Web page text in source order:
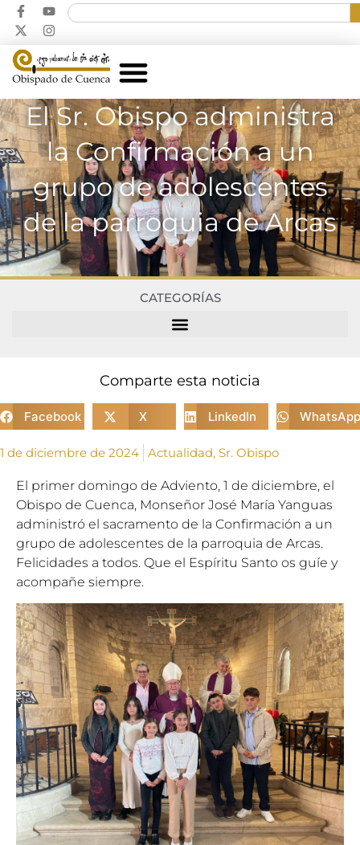
El Sr. Obispo administra
la Confirmación a un
grupo de adolescentes
de la parroquia de Arcas
CATEGORÍAS
Comparte esta noticia
Facebook X LinkedIn WhatsApp
1 de diciembre de 2024 Actualidad, Sr. Obispo
El primer domingo de Adviento, 1 de diciembre, el
Obispo de Cuenca, Monseñor José María Yanguas
administró el sacramento de la Confirmación a un
grupo de adolescentes de la parroquia de Arcas.
Felicidades a todos. Que el Espíritu Santo os guíe y
acompañe siempre.